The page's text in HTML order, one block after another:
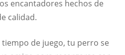
encantadores hechos de
calidad.
de juego, tu perro se